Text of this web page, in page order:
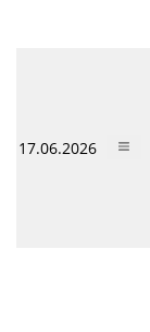
17.06.2026